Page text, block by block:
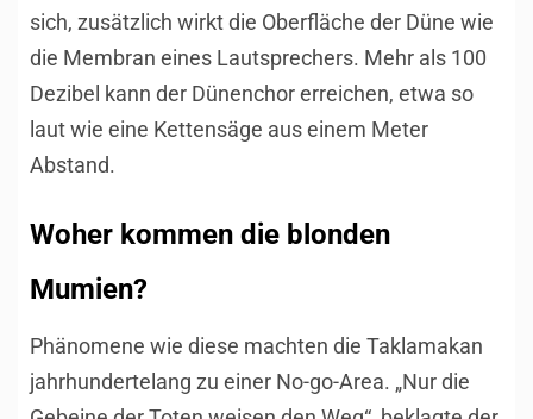
sich, zusätzlich wirkt die Oberfläche der Düne wie
die Membran eines Lautsprechers. Mehr als 100
Dezibel kann der Dünenchor erreichen, etwa so
laut wie eine Kettensäge aus einem Meter
Abstand.
Woher kommen die blonden
Mumien?
Phänomene wie diese machten die Taklamakan
jahrhundertelang zu einer No-go-Area. „Nur die